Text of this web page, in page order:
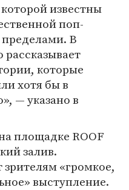
известны
поп-
пределами. В
рассказывает
которые
хотя бы в
— указано в
площадке ROOF
залив.
«громкое,
выступление.